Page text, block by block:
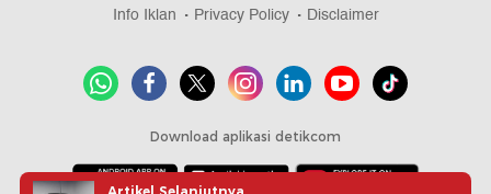
Info Iklan
Privacy Policy Disclaimer
Download aplikasi detikcom
Artikel Selanjutnya